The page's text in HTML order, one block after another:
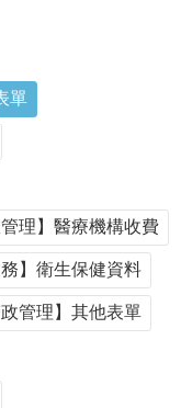
單
管理】醫療機構收費
務】衛生保健資料
政管理】其他表單